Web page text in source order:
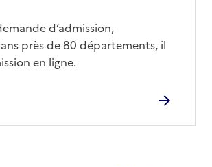
d’admission,
près de 80 départements, il
en ligne.